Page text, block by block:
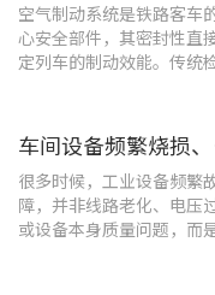
空气制动系统是铁路客车
心安全部件，其密封性直
定列车的制动效能。传统
更易造成漏检
很多时候，工业设备频繁
障，并非线路老化、电压
或设备本身质量问题，而